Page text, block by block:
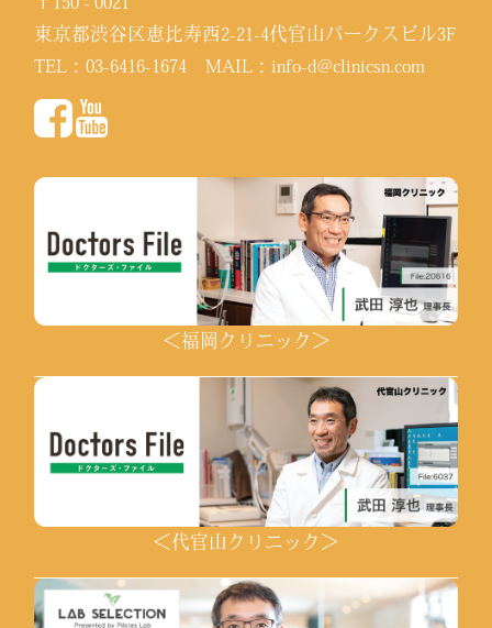
東京都渋谷区恵比寿西2-21-4代官山パークスビル3F
TEL：03-6416-1674 MAIL：info-d@clinicsn.com
＜福岡クリニック＞
＜代官山クリニック＞